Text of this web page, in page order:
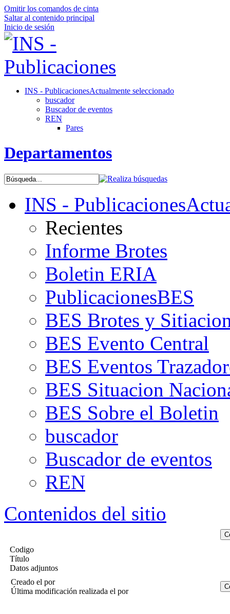
Omitir los comandos de cinta
Saltar al contenido principal
Inicio de sesión
INS - PublicacionesActualmente seleccionado
buscador
Buscador de eventos
REN
Pares
Departamentos
INS - Publicaciones
Recientes
Informe Brotes
Boletin ERIA
PublicacionesBES
BES Brotes y
BES Evento Central
BES Eventos
BES Situacion
BES Sobre el Boletin
buscador
Buscador de eventos
REN
Contenidos del sitio
Codigo
Título
Datos adjuntos
Creado el por
Última modificación realizada el por